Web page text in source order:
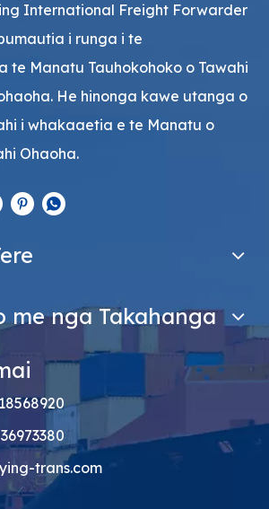
International Freight Forwarder
i runga i te
te Manatu Tauhokohoko o Tawahi
He hinonga kawe utanga o
i whakaaetia e te Manatu o
Ohaoha.
me nga Takahanga
trans.com